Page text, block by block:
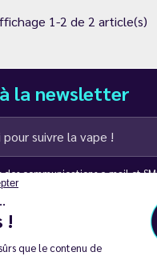
!
que le contenu de
1-2 de 2 article(s)
la newsletter
communications e-mail et